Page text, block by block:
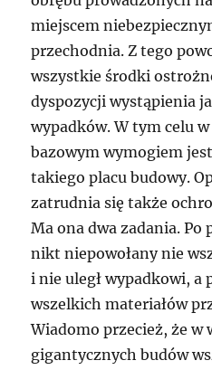
miejscem
przechodnia. Z tego
wszystkie środki
dyspozycji wystąpienia
wypadków. W tym celu
bazowym wymogiem
takiego placu budowy.
zatrudnia się także
Ma ona dwa zadania.
nikt niepowołany nie
i nie uległ wypadkowi, a
wszelkich materiałów
Wiadomo przecież, że w
gigantycznych budów